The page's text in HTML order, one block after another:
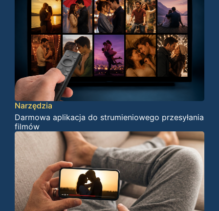
Narzędzia
Darmowa aplikacja do strumieniowego przesyłania
filmów